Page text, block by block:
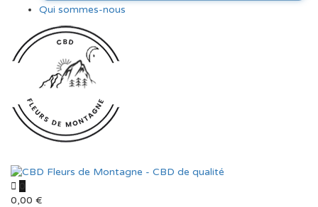
Qui sommes-nous
0
0,00 €